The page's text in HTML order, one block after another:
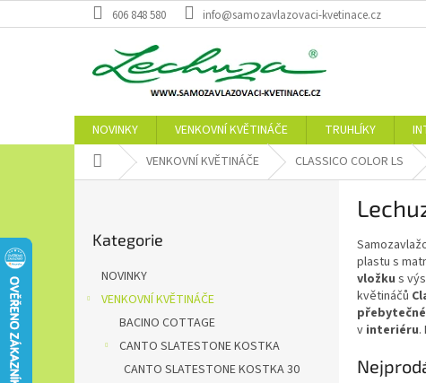
na
606 848 580 info@samozavlazovaci-kvetinace.cz
NOVINKY VENKOVNÍ KVĚTINÁČE TRUHLÍKY
Domů VENKOVNÍ KVĚTINÁČE CLASSICO COLOR LS
kategorie
Kategorie
NOVINKY
VENKOVNÍ KVĚTINÁČE
BACINO COTTAGE
CANTO SLATESTONE KOSTKA
CANTO SLATESTONE KOSTKA 30
plastu s
vložku s
květináčů
v interiéru.